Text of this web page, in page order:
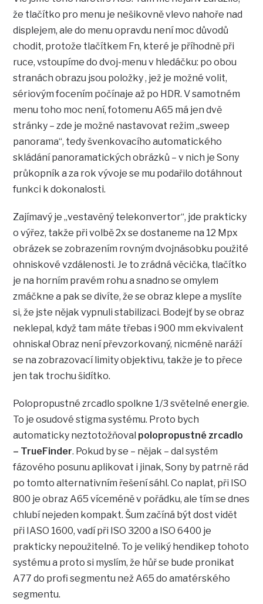
že tlačítko pro menu je nešikovně vlevo nahoře nad
displejem, ale do menu opravdu není moc důvodů
chodit, protože tlačítkem Fn, které je příhodně při
ruce, vstoupíme do dvoj-menu v hledáčku: po obou
stranách obrazu jsou položky , jež je možné volit,
sériovým focením počínaje až po HDR. V samotném
menu toho moc není, fotomenu A65 má jen dvě
stránky – zde je možné nastavovat režim „sweep
panorama“, tedy švenkovacího automatického
skládání panoramatických obrázků – v nich je Sony
průkopník a za rok vývoje se mu podařilo dotáhnout
funkci k dokonalosti.
Zajímavý je „vestavěný telekonvertor“, jde prakticky
o výřez, takže při volbě 2x se dostaneme na 12 Mpx
obrázek se zobrazením rovným dvojnásobku použité
ohniskové vzdálenosti. Je to zrádná věcička, tlačítko
je na horním pravém rohu a snadno se omylem
zmáčkne a pak se divíte, že se obraz klepe a myslíte
si, že jste nějak vypnuli stabilizaci. Bodejť by se obraz
neklepal, když tam máte třebas i 900 mm ekvivalent
ohniska! Obraz není převzorkovaný, nicméně naráží
se na zobrazovací limity objektivu, takže je to přece
jen tak trochu šidítko.
Polopropustné zrcadlo spolkne 1/3 světelné energie.
To je osudové stigma systému. Proto bych
automaticky neztotožňoval polopropustné zrcadlo
– TrueFinder. Pokud by se – nějak – dal systém
fázového posunu aplikovat i jinak, Sony by patrně rád
po tomto alternativním řešení sáhl. Co naplat, při ISO
800 je obraz A65 víceméně v pořádku, ale tím se dnes
chlubí nejeden kompakt. Šum začíná být dost vidět
při IASO 1600, vadí při ISO 3200 a ISO 6400 je
prakticky nepoužitelné. To je veliký hendikep tohoto
systému a proto si myslím, že hůř se bude pronikat
A77 do profi segmentu než A65 do amatérského
segmentu.